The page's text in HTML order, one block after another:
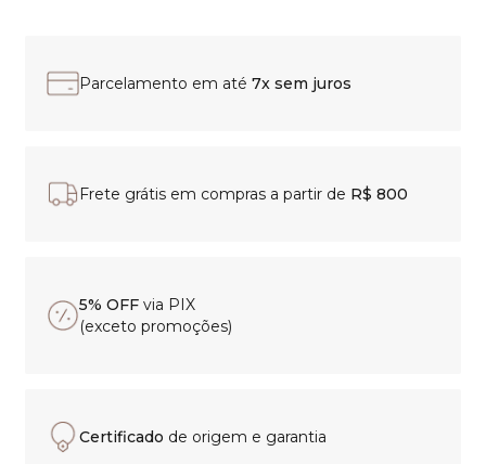
Parcelamento em até 7x sem juros
Frete grátis em compras a partir de R$ 800
5% OFF via PIX
(exceto promoções)
Certificado de origem e garantia